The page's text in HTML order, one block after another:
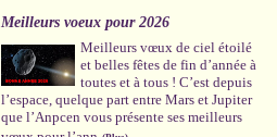
Meilleurs voeux pour 2026
Meilleurs vœux de ciel étoilé
et belles fêtes de fin d’année à
toutes et à tous ! C’est depuis
l’espace, quelque part entre Mars et Jupiter
que l’Anpcen vous présente ses meilleurs